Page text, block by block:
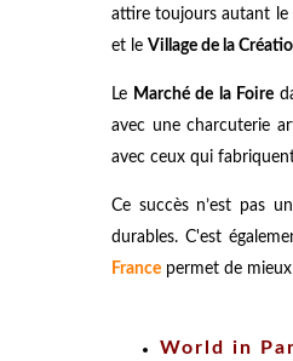
attire toujours autant le
et le Village de la
Le Marché de la Foire
avec une charcuterie
avec ceux qui
Ce succès n’est pas
durables. C'est
France permet de
World in